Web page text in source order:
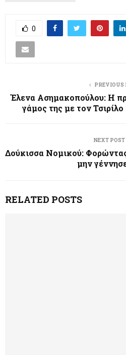
0
PREVIOUS
Έλενα Ασημακοπούλου: H
γάμος της με τον
NEXT POST
Δούκισσα Νομικού:
μην
RELATED POSTS